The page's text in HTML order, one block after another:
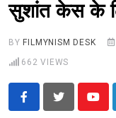
STARRY SIDES
MORE
सुशांत केस के
BY FILMYNISM DESK
662 VIEWS